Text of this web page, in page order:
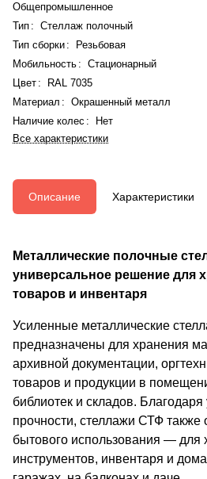
Общепромышленное
Тип : Стеллаж полочный
Тип сборки:
Резьбовая
Мобильность : Стационарный
Цвет :
RAL 7035
Материал : Окрашенный металл
Наличие колес :
Нет
Все характеристики
Описание Характеристики
Металлические полочные
универсальное решение для
товаров и инвентаря
Усиленные металлические
предназначены для хранения
архивной документации,
товаров и продукции в
библиотек и складов.
прочности, стеллажи СТФ также
бытового использования — для
инструментов, инвентаря и